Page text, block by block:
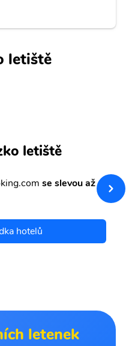
letiště
letiště
se slevou až
hotelů
letenek